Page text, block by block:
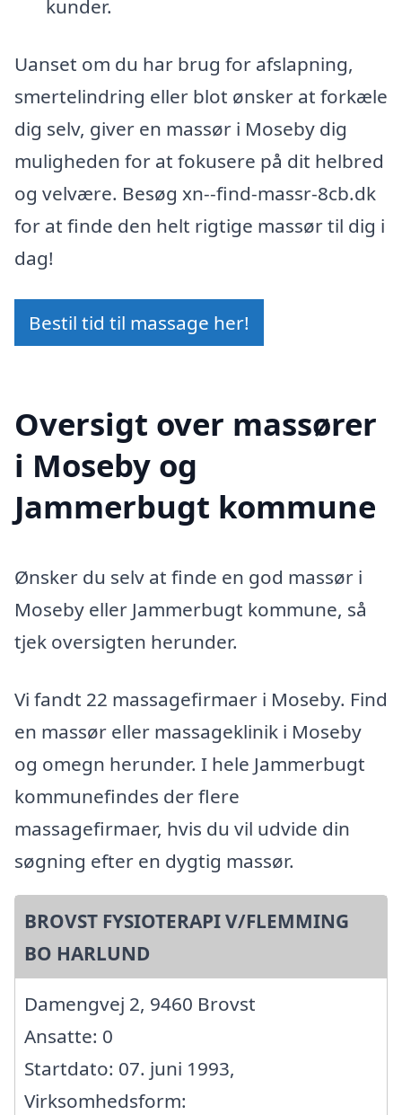
kunder.
Uanset om du har brug for afslapning,
smertelindring eller blot ønsker at forkæle
dig selv, giver en massør i Moseby dig
muligheden for at fokusere på dit helbred
og velvære. Besøg xn--find-massr-8cb.dk
for at finde den helt rigtige massør til dig i
dag!
Bestil tid til massage her!
Oversigt over massører
i Moseby og
Jammerbugt kommune
Ønsker du selv at finde en god massør i
Moseby eller Jammerbugt kommune, så
tjek oversigten herunder.
Vi fandt 22 massagefirmaer i Moseby. Find
en massør eller massageklinik i Moseby
og omegn herunder. I hele Jammerbugt
kommunefindes der flere
massagefirmaer, hvis du vil udvide din
søgning efter en dygtig massør.
BROVST FYSIOTERAPI V/FLEMMING
BO HARLUND
Damengvej 2, 9460 Brovst
Ansatte: 0
Startdato: 07. juni 1993,
Virksomhedsform: